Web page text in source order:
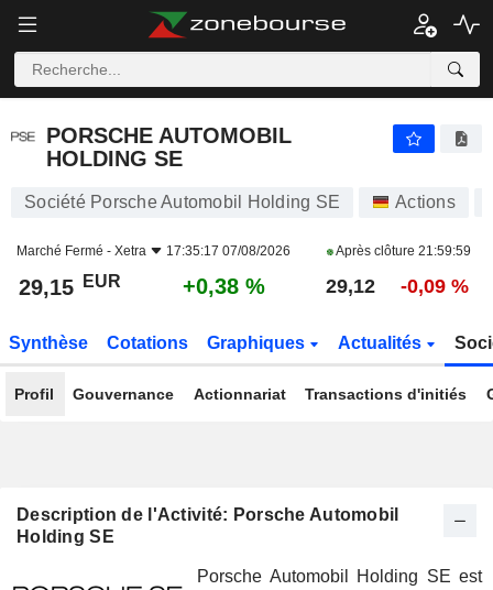
PORSCHE AUTOMOBIL
HOLDING SE
Société Porsche Automobil Holding SE Actions
Marché Fermé - Xetra 17:35:17 07/08/2026 Après clôture 21:59:59
29,15 EUR +0,38 % 29,12 -0,09 %
Synthèse Cotations Graphiques Actualités
Profil Gouvernance Actionnariat Transactions d'initiés
Description de l'Activité: Porsche Automobil
Holding SE
Porsche Automobil Holding SE est